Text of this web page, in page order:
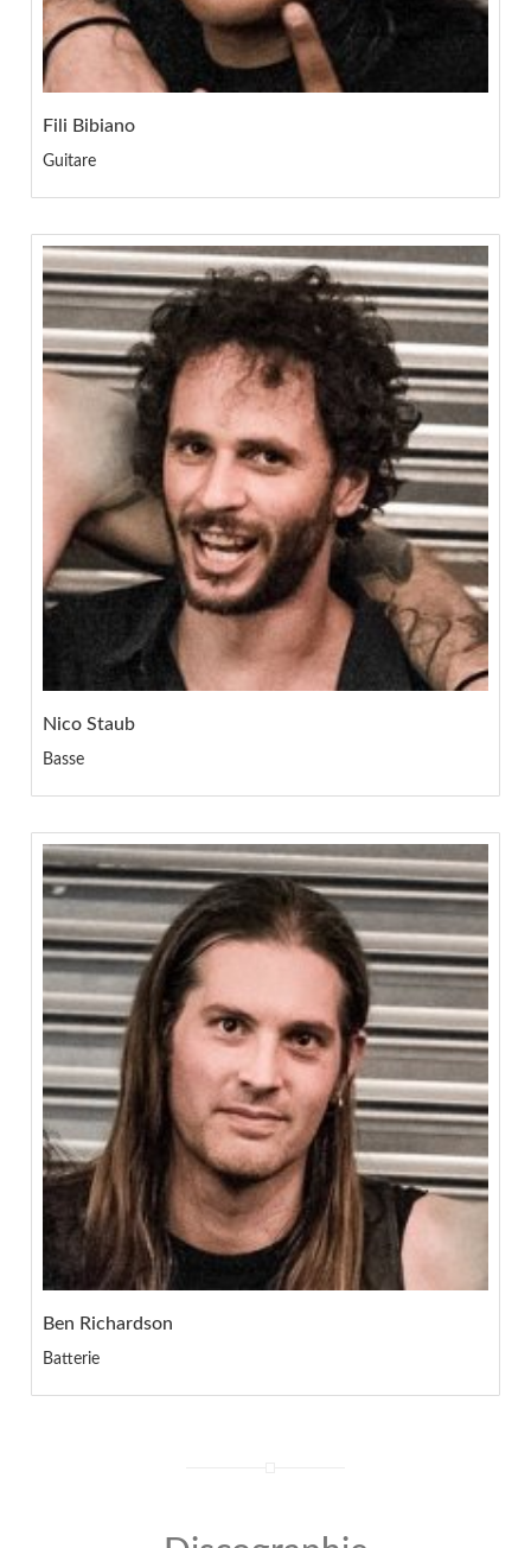
Fili Bibiano
Guitare
Nico Staub
Basse
Ben Richardson
Batterie